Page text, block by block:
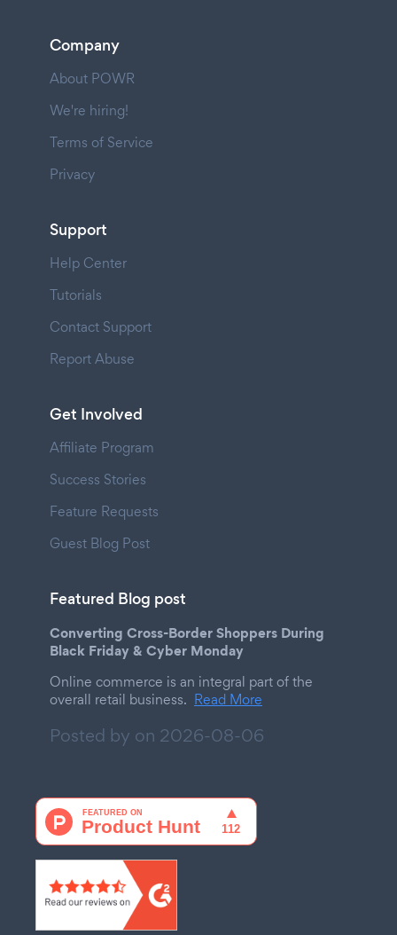
Company
About POWR
We're hiring!
Terms of Service
Privacy
Support
Help Center
Tutorials
Contact Support
Report Abuse
Get Involved
Affiliate Program
Success Stories
Feature Requests
Guest Blog Post
Featured Blog post
Converting Cross-Border Shoppers During
Black Friday & Cyber Monday
Online commerce is an integral part of the
overall retail business. Read More
Posted by on 2026-08-06